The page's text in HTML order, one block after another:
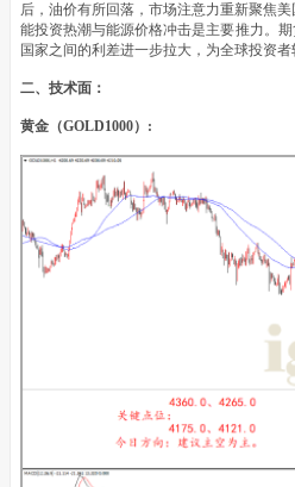
后，油价有所回落，市场注意力重新聚焦
能投资热潮与能源价格冲击是主要推力。
国家之间的利差进一步拉大，为全球投资者
二、技术面：
黄金（GOLD1000）: